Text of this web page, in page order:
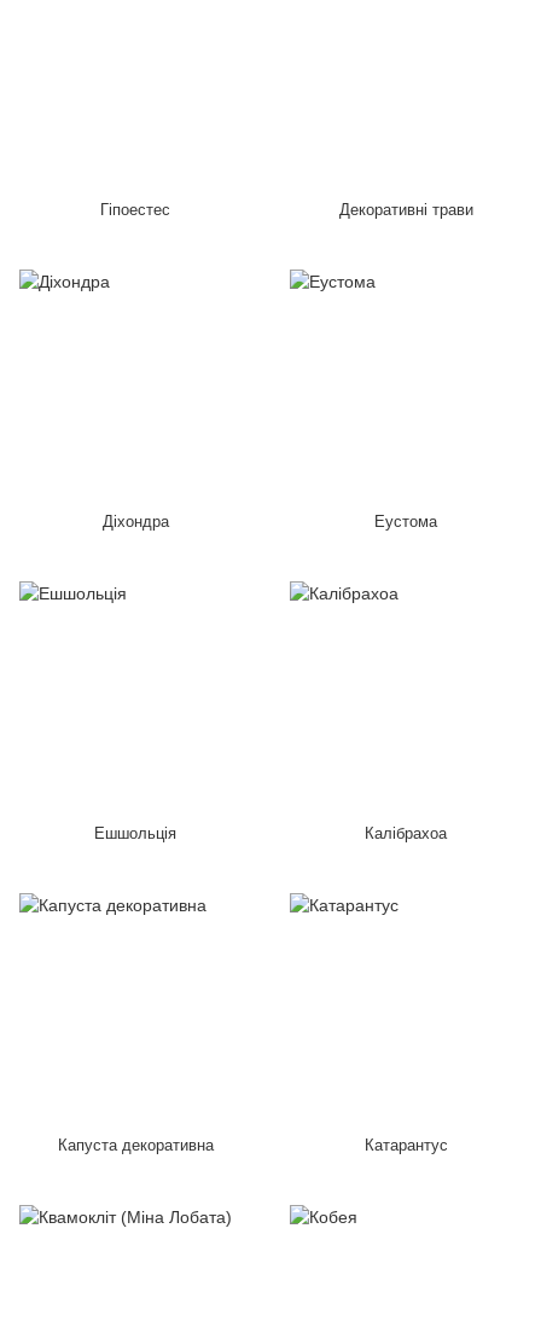
Гіпоестес Декоративні трави
Діхондра Еустома
Ешшольція Калібрахоа
Капуста декоративна Катарантус